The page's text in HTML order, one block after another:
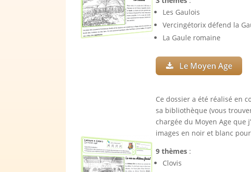
Les Gaulois
Vercingétorix défend la
La Gaule romaine
Le Moyen Age
Ce dossier a été réalisé en
sa bibliothèque (vous
chargée du Moyen Age que
images en noir et blanc
9 thèmes :
Clovis